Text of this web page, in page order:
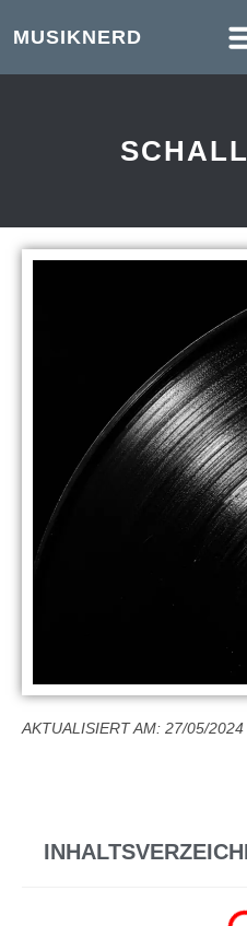
MUSIKNERD
AKTUALISIERT AM: 27/05/2024